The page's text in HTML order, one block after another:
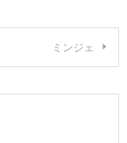
ミンジェ